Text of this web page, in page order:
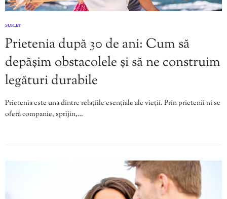
SUFLET
Prietenia după 30 de ani: Cum să
depășim obstacolele și să ne construim
legături durabile
Prietenia este una dintre relațiile esențiale ale vieții. Prin prietenii ni se
oferă companie, sprijin,…